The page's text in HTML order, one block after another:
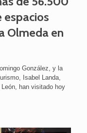
espacios
Olmeda en
González, y la
Isabel Landa,
han visitado hoy